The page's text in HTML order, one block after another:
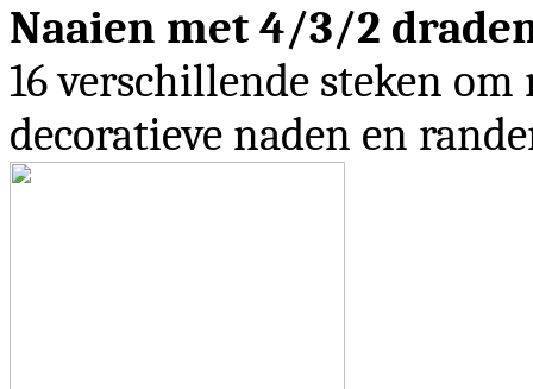
Naaien met 4/3/2
16 verschillende steken
decoratieve naden en